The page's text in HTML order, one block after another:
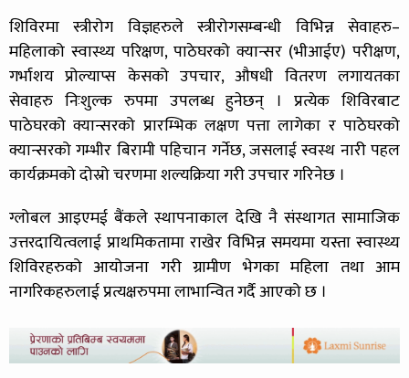
शिविरमा स्त्रीरोग विज्ञहरुले स्त्रीरोगसम्बन्धी विभिन्न सेवाहरु–
महिलाको स्वास्थ्य परिक्षण, पाठेघरको क्यान्सर (भीआईए) परीक्षण,
गर्भाशय प्रोल्याप्स केसको उपचार, औषधी वितरण लगायतका
सेवाहरु निःशुल्क रुपमा उपलब्ध हुनेछन् । प्रत्येक शिविरबाट
पाठेघरको क्यान्सरको प्रारम्भिक लक्षण पत्ता लागेका र पाठेघरको
क्यान्सरको गम्भीर बिरामी पहिचान गर्नेछ, जसलाई स्वस्थ नारी पहल
कार्यक्रमको दोस्रो चरणमा शल्यक्रिया गरी उपचार गरिनेछ ।
ग्लोबल आइएमई बैंकले स्थापनाकाल देखि नै संस्थागत सामाजिक
उत्तरदायित्वलाई प्राथमिकतामा राखेर विभिन्न समयमा यस्ता स्वास्थ्य
शिविरहरुको आयोजना गरी ग्रामीण भेगका महिला तथा आम
नागरिकहरुलाई प्रत्यक्षरुपमा लाभान्वित गर्दै आएको छ ।